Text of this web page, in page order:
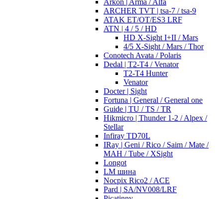
Arkon | Arma / Alfa
ARCHER TVT | tsa-7 / tsa-9
ATAK ET/OT/ES3 LRF
ATN | 4 / 5 / HD
HD X-Sight I+II / Mars
4/5 X-Sight / Mars / Thor
Conotech Avata / Polaris
Dedal | T2-T4 / Venator
T2-T4 Hunter
Venator
Docter | Sight
Fortuna | General / General one
Guide | TU / TS / TR
Hikmicro | Thunder 1-2 / Alpex /
Stellar
Infiray TD70L
IRay | Geni / Rico / Saim / Mate /
MAH / Tube / XSight
Longot
LM шина
Nocpix Rico2 / ACE
Pard | SA/NV008/LRF